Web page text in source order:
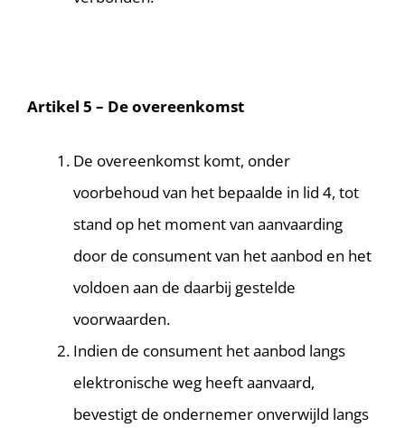
Artikel 5 – De overeenkomst
De overeenkomst komt, onder
voorbehoud van het bepaalde in lid 4, tot
stand op het moment van aanvaarding
door de consument van het aanbod en het
voldoen aan de daarbij gestelde
voorwaarden.
Indien de consument het aanbod langs
elektronische weg heeft aanvaard,
bevestigt de ondernemer onverwijld langs